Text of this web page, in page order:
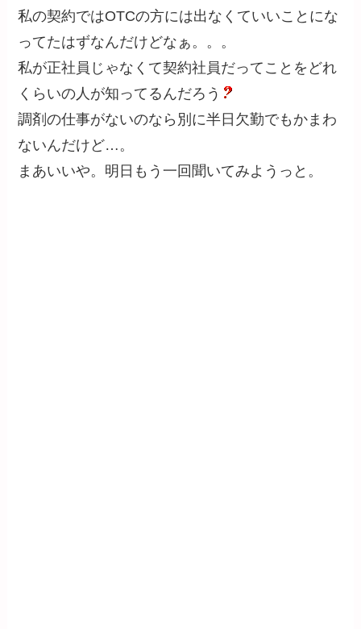
私の契約ではOTCの方には出なくていいことにな
ってたはずなんだけどなぁ。。。
私が正社員じゃなくて契約社員だってことをどれ
くらいの人が知ってるんだろう
調剤の仕事がないのなら別に半日欠勤でもかまわ
ないんだけど…。
まあいいや。明日もう一回聞いてみようっと。